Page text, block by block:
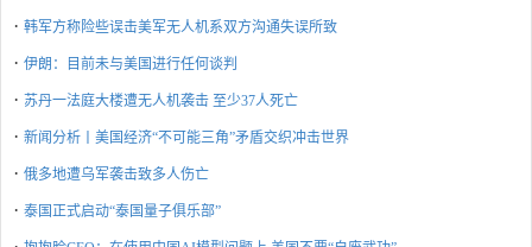
· 韩军方称险些误击美军无人机系双方沟通失误所致
· 伊朗：目前未与美国进行任何谈判
· 苏丹一法庭大楼遭无人机袭击 至少37人死亡
· 新闻分析丨美国经济“不可能三角”矛盾交织冲击世界
· 俄多地遭乌军袭击致多人伤亡
· 泰国正式启动“泰国量子俱乐部”